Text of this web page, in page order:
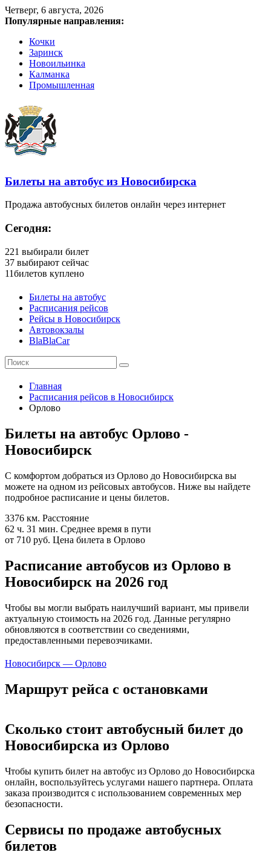
Четверг, 6 августа, 2026
Популярные направления:
Кочки
Заринск
Новоильинка
Калманка
Промышленная
Билеты на автобус из Новосибирска
Продажа автобусных билетов онлайн через интернет
Сегодня:
221 выбирали билет
37 выбирают сейчас
11билетов куплено
Билеты на автобус
Расписания рейсов
Рейсы в Новосибирск
Автовокзалы
BlaBlaCar
Главная
Расписания рейсов в Новосибирск
Орлово
Билеты на автобус Орлово -
Новосибирск
С комфортом добраться из Орлово до Новосибирска вы
можете на одном из рейсовых автобусов. Ниже вы найдете
подробное расписание и цены билетов.
3376 км. Расстояние
62 ч. 31 мин. Среднее время в пути
от 710 руб. Цена билета в Орлово
Расписание автобусов из Орлово в
Новосибирск на 2026 год
Чтобы вы могли выбрать наилучший вариант, мы привели
актуальную стоимость на 2026 год. Данные регулярно
обновляются в соответствии со сведениями,
предоставленными перевозчиками.
Новосибирск — Орлово
Маршрут рейса с остановками
Сколько стоит автобусный билет до
Новосибирска из Орлово
Чтобы купить билет на автобус из Орлово до Новосибирска
онлайн, воспользуйтесь услугами нашего партнера. Оплата
заказа производится с использованием современных мер
безопасности.
Сервисы по продаже автобусных
билетов